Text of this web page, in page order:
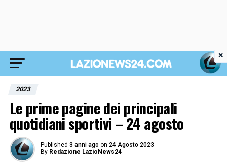
2023
Le prime pagine dei principali
quotidiani sportivi – 24 agosto
Published 3 anni ago on 24 Agosto 2023
By Redazione LazioNews24
×